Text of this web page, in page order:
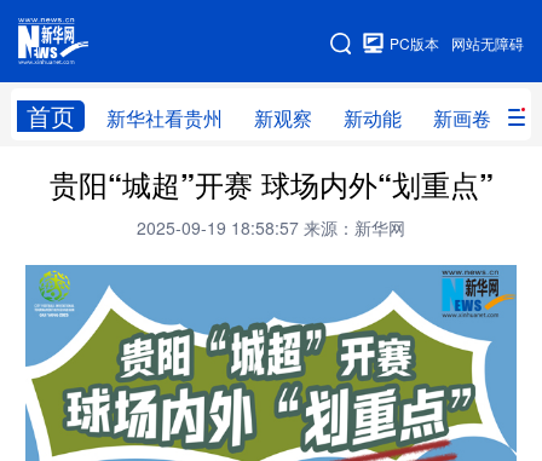
网站无障碍
PC版本
首页 新华社看贵州 新观察 新动能 新画卷
网站地图
新华社看贵州 新观察 新动能 新画卷
贵州领导 人事
专题 视频
畅游贵州 数字贵州 律动贵州 健康贵州
光影贵州 部门之窗 县区直达 企业速递
融媒联播 贵阳 遵义 安顺
贵阳“城超”开赛 球场内外“划重点”
2025-09-19 18:58:57 来源：新华网